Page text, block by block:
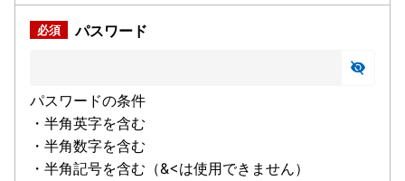
パスワード
パスワードの条件
・半角英字を含む
・半角数字を含む
・半角記号を含む（&<は使用できません）